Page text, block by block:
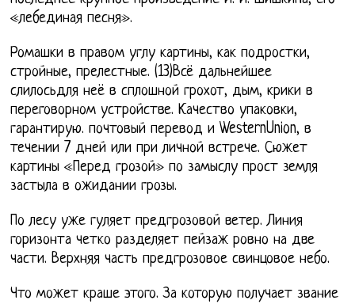
«лебединая песня».
Ромашки в правом углу картины, как подростки,
стройные, прелестные. (13)Всё дальнейшее
слилосьдля неё в сплошной грохот, дым, крики в
переговорном устройстве. Качество упаковки,
гарантирую. почтовый перевод и WesternUnion, в
течении 7 дней или при личной встрече. Сюжет
картины «Перед грозой» по замыслу прост земля
застыла в ожидании грозы.
По лесу уже гуляет предгрозовой ветер. Линия
горизонта четко разделяет пейзаж ровно на две
части. Верхняя часть предгрозовое свинцовое небо.
Что может краше этого. За которую получает звание